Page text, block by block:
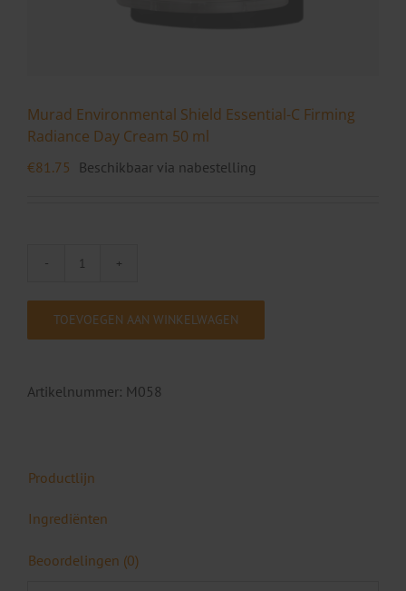
Murad Environmental Shield Essential-C Firming
Radiance Day Cream 50 ml
€81.75 Beschikbaar via nabestelling
Murad
Shield
Essential-
50
ml
aantal
TOEVOEGEN AAN WINKELWAGEN
Artikelnummer: M058
Productlijn
Ingrediënten
Beoordelingen (0)